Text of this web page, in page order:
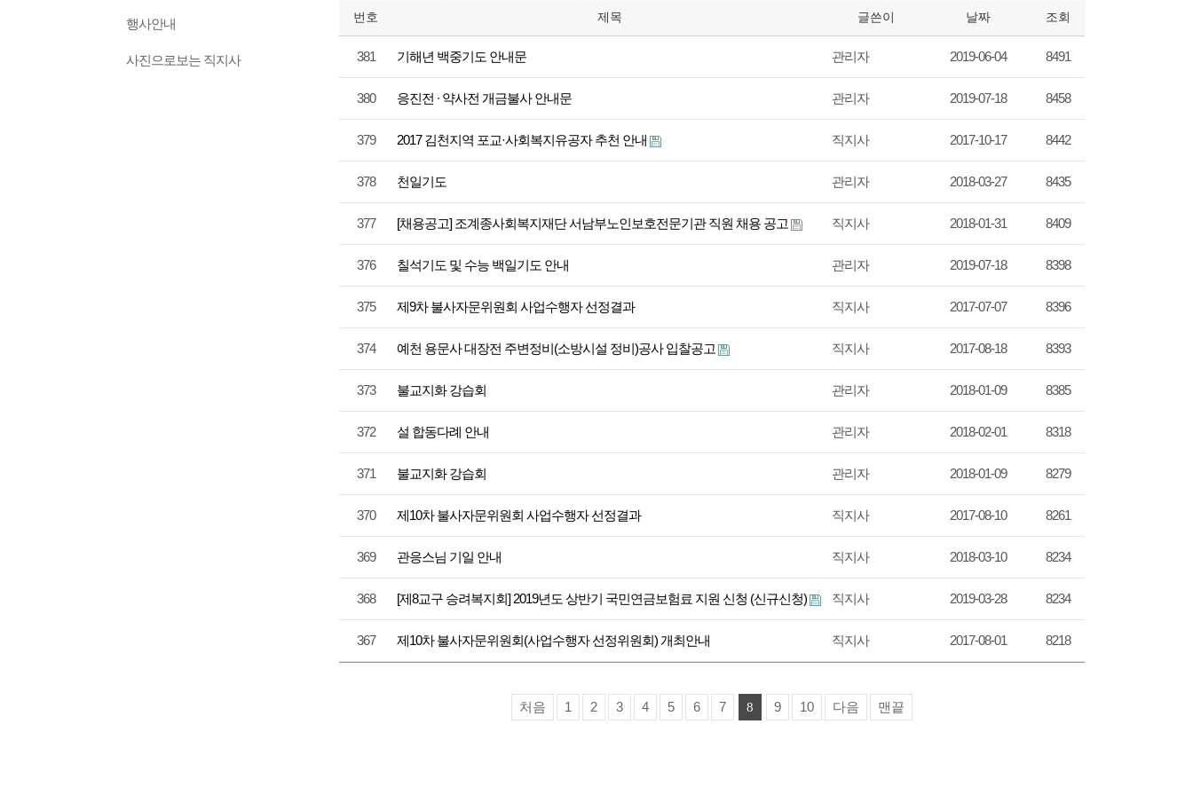
행사안내
사진으로보는 직지사
번호 제목 글쓴이 날짜 조회
381 기해년 백중기도 안내문 관리자 2019-06-04 8491
380 응진전 ∙ 약사전 개금불사 안내문 관리자 2019-07-18 8458
379 2017 김천지역 포교·사회복지유공자 추천 안내 직지사 2017-10-17 8442
378 천일기도 관리자 2018-03-27 8435
377 [채용공고] 조계종사회복지재단 서남부노인보호전문기관 직원 채용 공고 직지사 2018-01-31 8409
376 칠석기도 및 수능 백일기도 안내 관리자 2019-07-18 8398
375 제9차 불사자문위원회 사업수행자 선정결과 직지사 2017-07-07 8396
374 예천 용문사 대장전 주변정비(소방시설 정비)공사 입찰공고 직지사 2017-08-18 8393
373 불교지화 강습회 관리자 2018-01-09 8385
372 설 합동다례 안내 관리자 2018-02-01 8318
371 불교지화 강습회 관리자 2018-01-09 8279
370 제10차 불사자문위원회 사업수행자 선정결과 직지사 2017-08-10 8261
369 관응스님 기일 안내 직지사 2018-03-10 8234
368 [제8교구 승려복지회] 2019년도 상반기 국민연금보험료 지원 신청 (신규신청) 직지사 2019-03-28 8234
367 제10차 불사자문위원회(사업수행자 선정위원회) 개최안내 직지사 2017-08-01 8218
처음 1 2 3 4 5 6 7 8 9 10 다음 맨끝